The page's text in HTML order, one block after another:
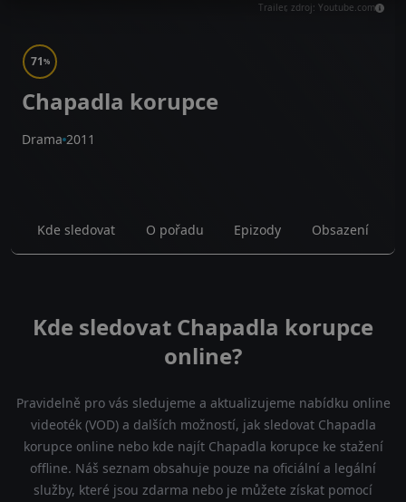
Trailer, zdroj: Youtube.com
71%
Chapadla korupce
Drama 2011
Kde sledovat O pořadu Epizody Obsazení
Kde sledovat Chapadla korupce
online?
Pravidelně pro vás sledujeme a aktualizujeme nabídku online
videoték (VOD) a dalších možností, jak sledovat Chapadla
korupce online nebo kde najít Chapadla korupce ke stažení
offline. Náš seznam obsahuje pouze na oficiální a legální
služby, které jsou zdarma nebo je můžete získat pomocí